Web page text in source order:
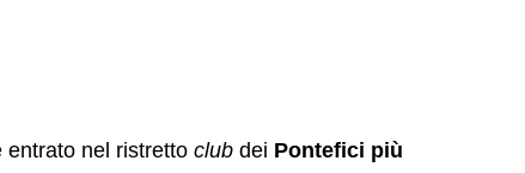
entrato nel ristretto club dei Pontefici più